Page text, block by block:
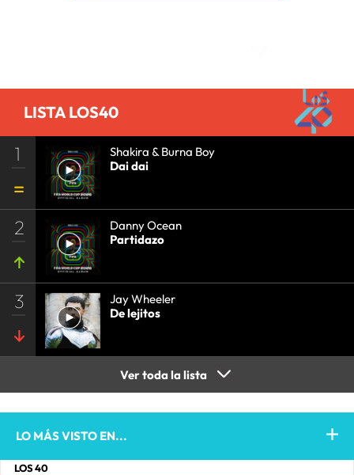
LISTA LOS40
1
Shakira & Burna Boy
Dai dai
2
Danny Ocean
Partidazo
3
Jay Wheeler
De lejitos
Ver toda la lista
LO MÁS VISTO EN...
LOS 40